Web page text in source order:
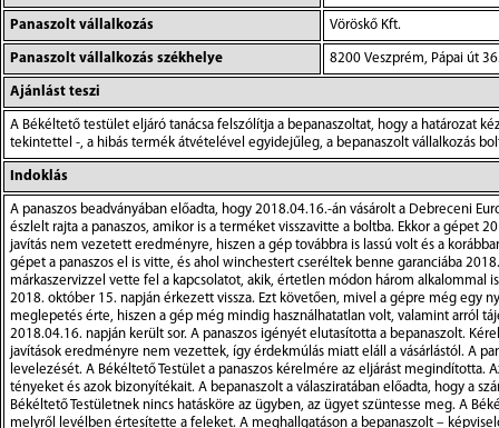
Panaszolt vállalkozás Vöröskő Kft.
Panaszolt vállalkozás székhelye 8200 Veszprém, Pápai út
Ajánlást teszi
A Békéltető testület eljáró tanácsa felszólítja a bepanaszoltat, hogy a határozat
tekintettel -, a hibás termék átvételével egyidejűleg, a bepanaszolt vállalkozás
Indoklás
A panaszos beadványában előadta, hogy 2018.04.16.-án vásárolt a Debreceni Euronics üzletben egy Dell bkh3vj2 típusú laptopot bruttó 169.990.-Ft-os vételárért. A vásárlást követő rövid időn belül több hibát is észlelt rajta a panaszos, amikor is a terméket visszavitte a boltba. Ekkor a gépet 2018. augusztus 8. napján felküldték a budapesti Flaxcom Zrt.-hez, ahol a gép 2018. augusztus 27. napjáig ott volt javításra. Ezen javítás nem vezetett eredményre, hiszen a gép továbbra is lassú volt és a korábban tapasztalt hibák sem múltak el. Ezt követően derült ki az, hogy Debrecenben is van márka szerviz Multi Hardver Kft., ahova a gépet a panaszos el is vitte, és ahol winchestert cseréltek benne garanciába 2018. szeptember 10.-20. között. Sajnos mivel ezen javítás sem vezetett eredményre, a jótállási jegyen szereplő CHS Budapest márkaszervizzel vette fel a kapcsolatot, akik, értetlen módon három alkalommal is futárt küldtek a gépért (2018. október 4, 5, 8.-án) mire sikerült azt elvinniük. A gép, ismételt (harmadszori) javítást követően 2018. október 15. napján érkezett vissza. Ezt követően, mivel a gépre még egy nyomtatót sem tudtak feltelepíteni, a panaszos elvitte azt a Debreceni Hificomp kft.-hez, hogy segítsenek neki. Ekkor ismételten meglepetés érte, hiszen a gép még mindig használhatatlan volt, valamint arról tájékoztatták, hogy a gépet már 2017. november 22. napján regisztrálták. Ez azért érthetetlen, mivel a gép megvásárlására csupán 2018.04.16. napján került sor. A panaszos igényét elutasította a bepanaszolt. Kérelme arra irányult, hogy az gép vételárát fizessék vissza a számára, mivel azt a megvásárlástól kezdve nem tudja használni, a javítások eredményre nem vezettek, így érdekmúlás miatt eláll a vásárlástól. A panaszos kérelméhez csatolta a számlát, jegyzőkönyveket, jótállási jegyet, munkalapokat, szakvéleményt, panaszossal folytatott levelezését. A Békéltető Testület a panaszos kérelmére az eljárást megindította. Az eljárás során felhívta a bepanaszoltat, hogy nyilatkozzon a panaszos által előadottakra és jelölje meg az állítását alátámasztó tényeket és azok bizonyítékait. A bepanaszolt a válasziratában előadta, hogy a számlán a KO-MED 2000 Bt. szerepel vásárlóként, aki az 1997. évi CLV. törvény 18§ alapján nem minősül fogyasztónak, így a Békéltető Testületnek nincs hatásköre az ügyben, az ügyet szüntesse meg. A Békéltető Testület döntését kötelezésként nem fogadta el. A Békéltető Testület 2018. december 13. napján meghallgatást tartott, melyről levélben értesítette a feleket. A meghallgatáson a bepanaszolt – képviselője útján -, szabályszerű értesítésre megjelent, a panaszos pedig személyesen jelent meg. A Békéltető Testület a meghallgatás érdemi részének megkezdését megelőzően nyilatkozattételre szólította fel a panaszost, mégpedig arra, hogy nyilatkozzon arra, a terméket ki használja és milyen célra, van-e a vállalkozásnak bármi köze a termékhez – végső felhasználásár -. A panaszos a feltett kérdésre akként nyilatkozott, hogy valóban a számla – ami egyébként becsatolásra is került – a KO-MED 2000 Bt. szerepel mint vevő, azonban a gépet kizárólagosan csak magáncélra használja, vagyis használná, amennyiben az működne. Egyébként a gépet el is hozta magával, azt bekapcsolva majd látni lehet, hogy semmilyen olyan program vagy más dolog nincs rajta, ami a Bt.-vel összefüggésben lenne. Ezt követően, a Békéltető Testület megállapította, hogy az eljárás folytatásának nincsen akadálya, így felkéri a panaszost, hogy foglalja össze a kérelmét röviden. A panaszos a meghallgatáson a kérelmében foglaltakat változatlanul fenntartotta, azt az alábbiakkal egészített ki. Elmondta, hogy a gépet a mai napig nem tudja használni, az folyamatosan a szervizben van, akik semmit nem csinálnak rajta, vagyis a javítási dokumentumokon az áll,